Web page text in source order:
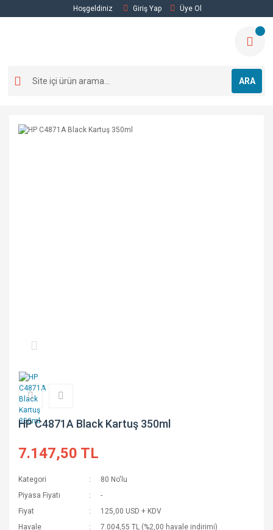
Hoşgeldiniz Giriş Yap Üye Ol
ARA
HP C4871A Black Kartuş 350ml
7.147,50 TL
Kategori
80 No'lu
Piyasa Fiyatı
-
Fiyat
125,00 USD + KDV
Havale
7.004,55 TL (%2,00 havale indirimi)